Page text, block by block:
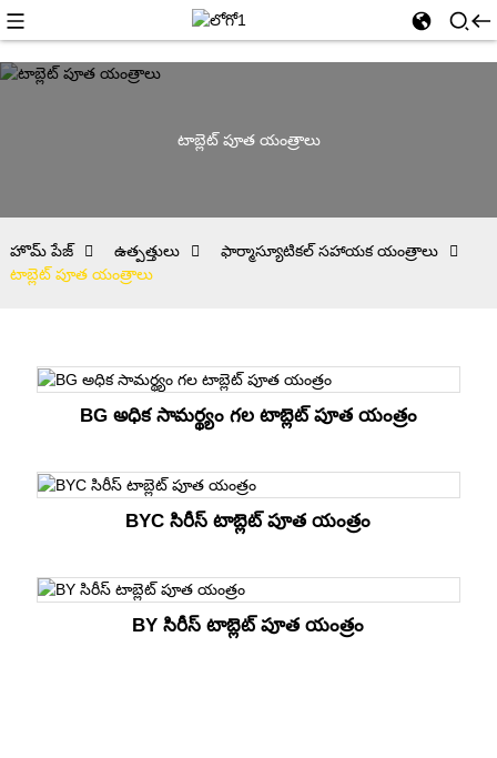
టాబ్లెట్ పూత యంత్రాలు
హొమ్ పేజ్ ఉత్పత్తులు
ఫార్మాస్యూటికల్ సహాయక యంత్రాలు
టాబ్లెట్ పూత యంత్రాలు
BG అధిక సామర్థ్యం గల టాబ్లెట్ పూత యంత్రం
BYC సిరీస్ టాబ్లెట్ పూత యంత్రం
BY సిరీస్ టాబ్లెట్ పూత యంత్రం